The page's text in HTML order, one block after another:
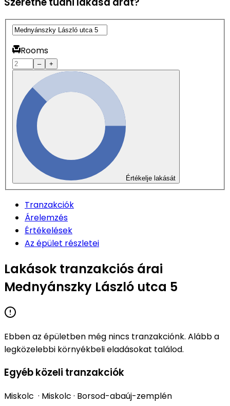
Rooms
– +
Értékelje lakását
Tranzakciók
Árelemzés
Értékelések
Az épület részletei
Lakások tranzakciós árai
Mednyánszky László utca 5
Ebben az épületben még nincs tranzakciónk. Alább a
legközelebbi környékbeli eladásokat találod.
Egyéb közeli tranzakciók
Miskolc · Miskolc · Borsod-abaúj-zemplén